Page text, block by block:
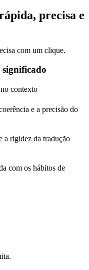
precisa e
com um clique.
contexto
e a precisão do
a rigidez da tradução
com os hábitos de